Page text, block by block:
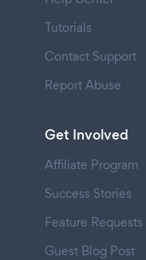
Tutorials
Contact Support
Report Abuse
Get Involved
Affiliate Program
Success Stories
Feature Requests
Guest Blog Post